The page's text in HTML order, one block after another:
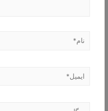
نام*
ایمیل*
وبگاه